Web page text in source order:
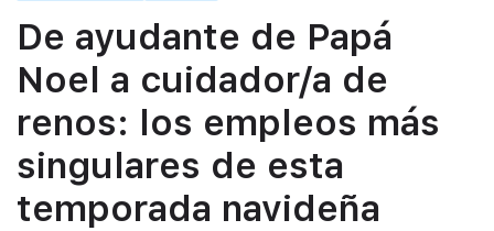
De ayudante de Papá
Noel a cuidador/a de
renos: los empleos más
singulares de esta
temporada navideña